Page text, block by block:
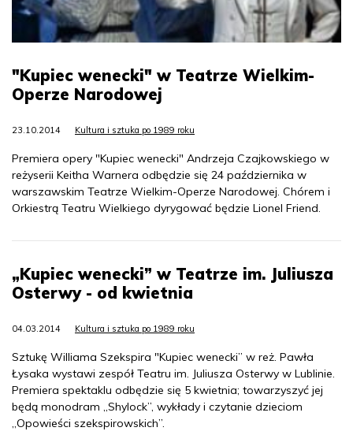
"Kupiec wenecki" w Teatrze Wielkim-
Operze Narodowej
23.10.2014 Kultura i sztuka po 1989 roku
Premiera opery "Kupiec wenecki" Andrzeja Czajkowskiego w
reżyserii Keitha Warnera odbędzie się 24 października w
warszawskim Teatrze Wielkim-Operze Narodowej. Chórem i
Orkiestrą Teatru Wielkiego dyrygować będzie Lionel Friend.
„Kupiec wenecki” w Teatrze im. Juliusza
Osterwy - od kwietnia
04.03.2014 Kultura i sztuka po 1989 roku
Sztukę Williama Szekspira "Kupiec wenecki” w reż. Pawła
Łysaka wystawi zespół Teatru im. Juliusza Osterwy w Lublinie.
Premiera spektaklu odbędzie się 5 kwietnia; towarzyszyć jej
będą monodram „Shylock”, wykłady i czytanie dzieciom
„Opowieści szekspirowskich”.